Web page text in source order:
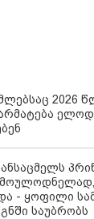
2026
- ყოფილი
საუბრობს